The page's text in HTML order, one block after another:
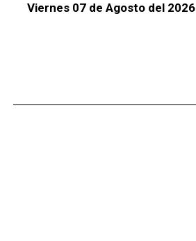
Viernes 07 de Agosto del 2026